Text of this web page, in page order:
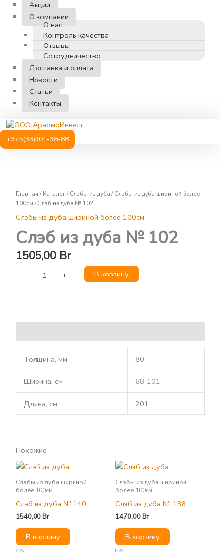
Акции
О компании
О нас
Контроль качества
Отзывы
Сотрудничество
Доставка и оплата
Новости
Статьи
Контакты
+375(33)301-38-88
Главная /Каталог/Слэбы из дуба /Слэбы из дуба шириной более
100см / Слэб из дуба № 102
Слэбы из дуба шириной более 100см
Слэб из дуба № 102
1505,00 Br
-
из
дуба
№
+ В корзину
Толщина, мм 80
Ширина, см 68-101
Длина, см 201
Похожие
Слэбы из дуба шириной
более 100см
Слэб из дуба № 140
1540,00Br
В корзину
Слэбы из дуба шириной
более 100см
Слэб из дуба № 138
1470,00Br
В корзину